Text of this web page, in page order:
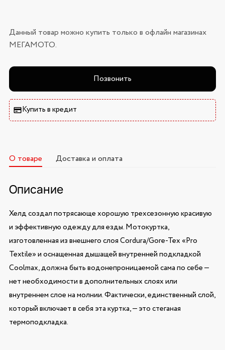
Данный товар можно купить только в офлайн магазинах
МЕГАМОТО.
Позвонить
Купить в кредит
О товаре Доставка и оплата
Описание
Хелд создал потрясающе хорошую трехсезонную красивую
и эффективную одежду для езды. Мотокуртка,
изготовленная из внешнего слоя Cordura/Gore-Tex «Pro
Textile» и оснащенная дышащей внутренней подкладкой
Coolmax, должна быть водонепроницаемой сама по себе —
нет необходимости в дополнительных слоях или
внутреннем слое на молнии. Фактически, единственный слой,
который включает в себя эта куртка, — это стеганая
термоподкладка.